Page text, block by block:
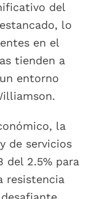
del
lo
en el
tienden a
entorno
la
de servicios
del 2.5% para
resistencia